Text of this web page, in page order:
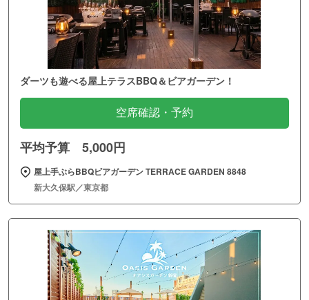
ダーツも遊べる屋上テラスBBQ＆ビアガーデン！
空席確認・予約
平均予算 5,000円
屋上手ぶらBBQビアガーデン TERRACE GARDEN 8848
新大久保駅／東京都